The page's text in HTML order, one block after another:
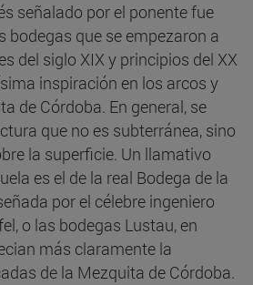
señalado por el ponente fue
bodegas que se empezaron a
del siglo XIX y principios del XX
inspiración en los arcos y
de Córdoba. En general, se
que no es subterránea, sino
la superficie. Un llamativo
es el de la real Bodega de la
por el célebre ingeniero
o las bodegas Lustau, en
más claramente la
de la Mezquita de Córdoba.